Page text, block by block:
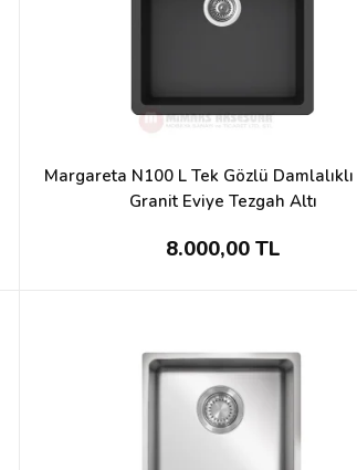
Margareta N100 L Tek Gözlü
Granit Eviye Tezgah Altı
8.000,00 TL